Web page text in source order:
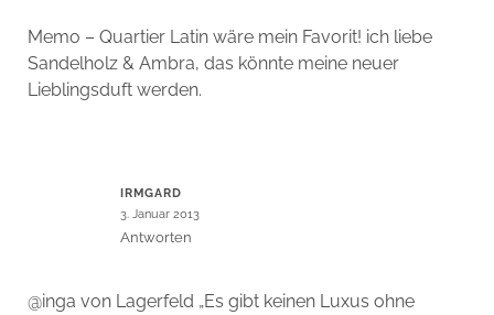
Memo – Quartier Latin wäre mein Favorit! ich liebe
Sandelholz & Ambra, das könnte meine neuer
Lieblingsduft werden.
IRMGARD
3. Januar 2013
Antworten
@inga von Lagerfeld „Es gibt keinen Luxus ohne